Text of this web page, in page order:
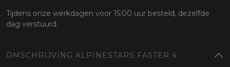
Tijdens onze werkdagen voor 15:00 uur besteld, dezelfde
dag verstuurd.
OMSCHRIJVING ALPINESTARS FASTER 4